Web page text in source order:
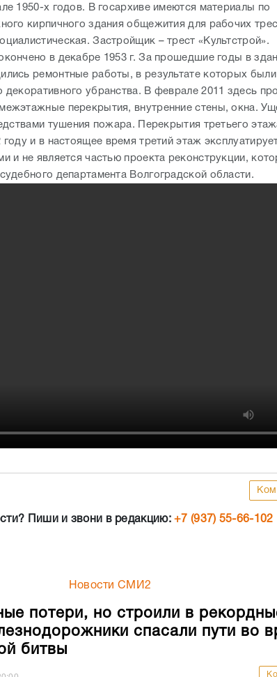
1950-х годов. В госархиве имеются материалы по
кирпичного здания общежития для рабочих
Застройщик – трест «Культстрой».
в декабре 1953 г. За прошедшие годы в
ремонтные работы, в результате которых
декоративного убранства. В феврале 2011 здесь
перекрытия, внутренние стены, окна.
тушения пожара. Перекрытия третьего
и в настоящее время третий этаж
и не является частью проекта реконструкции,
департамента Волгоградской области.
Пиши и звони в редакцию:+7 (937) 55-66-102
Новости СМИ2
потери, но строили в
спасали пути во
битвы